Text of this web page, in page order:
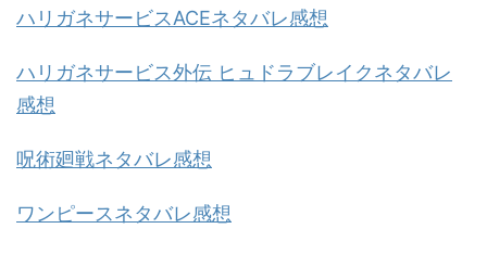
ハリガネサービスACEネタバレ感想
ハリガネサービス外伝 ヒュドラブレイクネタバレ
感想
呪術廻戦ネタバレ感想
ワンピースネタバレ感想